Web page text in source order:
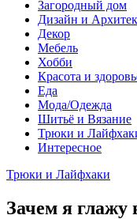
Загородный дом
Дизайн и
Декор
Мебель
Хобби
Красота и
Еда
Мода/Одежда
Шитьё и Вязание
Трюки и
Интересное
Трюки и Лайфхаки
Зачем я глажу